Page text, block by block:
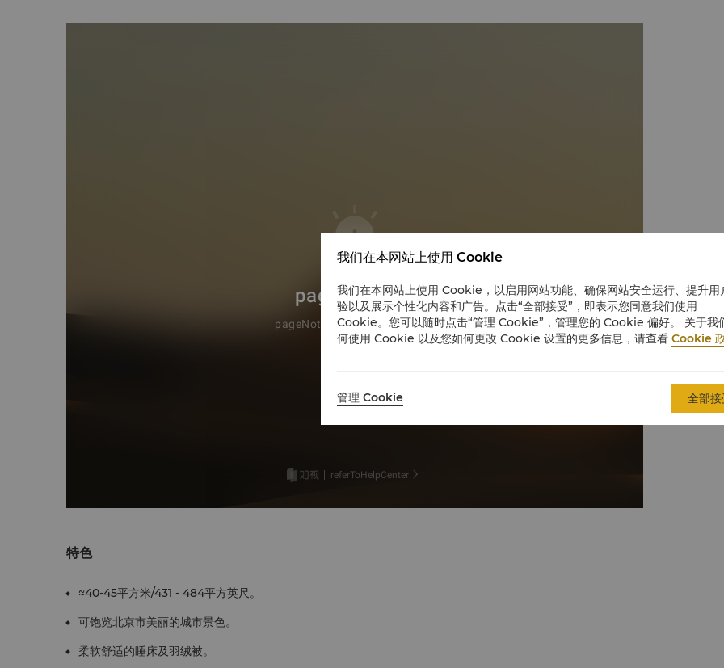
特色
≈40-45平方米/431 - 484平方英尺。
可饱览北京市美丽的城市景色。
柔软舒适的睡床及羽绒被。
我们在本网站上使用 Cookie
我们在本网站上使用 Cookie，以启用网站功能、确保网站安全运行、提升用
验以及展示个性化内容和广告。点击“全部接受”，即表示您同意我们使用
Cookie。您可以随时点击“管理 Cookie”，管理您的 Cookie 偏好。 关于我
何使用 Cookie 以及您如何更改 Cookie 设置的更多信息，请查看 Cookie
管理 Cookie 全部接